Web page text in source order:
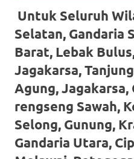
replica
watches.
24
Hours
Online
replica
Untuk Seluruh
Selatan, Gandaria
Barat, Lebak
Jagakarsa,
Agung, Jagakarsa,
rengseng Sawah,
Selong, Gunung,
Gandaria Utara,